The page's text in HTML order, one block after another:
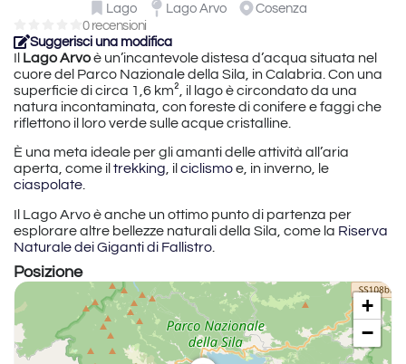
Lago Lago Arvo
Cosenza
0 recensioni
Suggerisci una modifica
Il Lago Arvoè un’incantevole distesa d’acqua situata nel
cuore del Parco Nazionale della Sila, in Calabria. Con una
superficie di circa 1,6 km², il lago è circondato da una
natura incontaminata, con foreste di conifere e faggi che
riflettono il loro verde sulle acque cristalline.
È una meta ideale per gli amanti delle attività all’aria
aperta, come il trekking, il ciclismoe, in inverno, le
ciaspolate.
Il Lago Arvo è anche un ottimo punto di partenza per
esplorare altre bellezze naturali della Sila, come la Riserva
Naturale dei Giganti di Fallistro
Posizione
+
−